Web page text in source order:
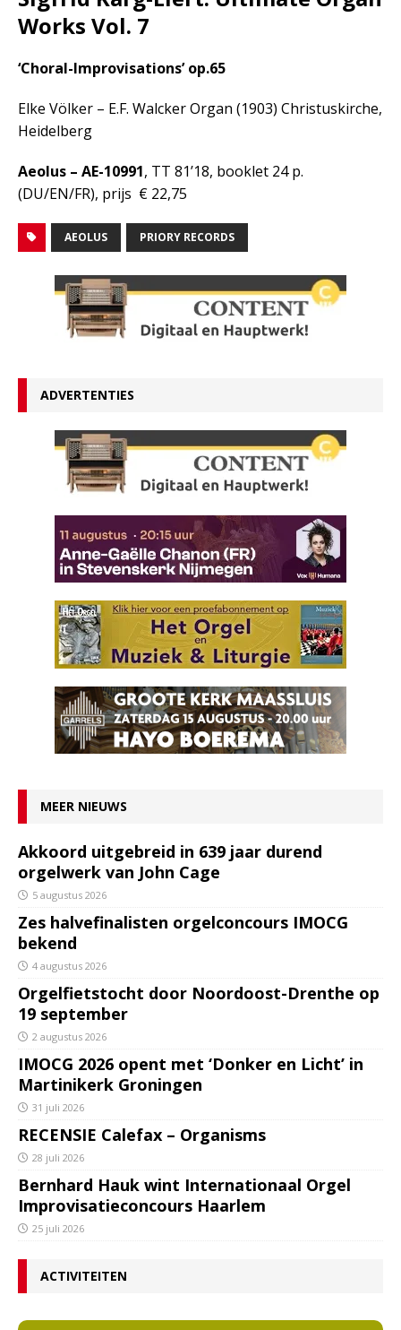
Works Vol. 7
‘Choral-Improvisations’ op.65
Elke Völker – E.F. Walcker Organ (1903) Christuskirche,
Heidelberg
Aeolus – AE-10991, TT 81’18, booklet 24 p.
(DU/EN/FR), prijs € 22,75
AEOLUS PRIORY RECORDS
ADVERTENTIES
MEER NIEUWS
Akkoord uitgebreid in 639 jaar durend
orgelwerk van John Cage
5 augustus 2026
Zes halvefinalisten orgelconcours IMOCG
bekend
4 augustus 2026
Orgelfietstocht door Noordoost-Drenthe op
19 september
2 augustus 2026
IMOCG 2026 opent met ‘Donker en Licht’ in
Martinikerk Groningen
31 juli 2026
RECENSIE Calefax – Organisms
28 juli 2026
Bernhard Hauk wint Internationaal Orgel
Improvisatieconcours Haarlem
25 juli 2026
ACTIVITEITEN